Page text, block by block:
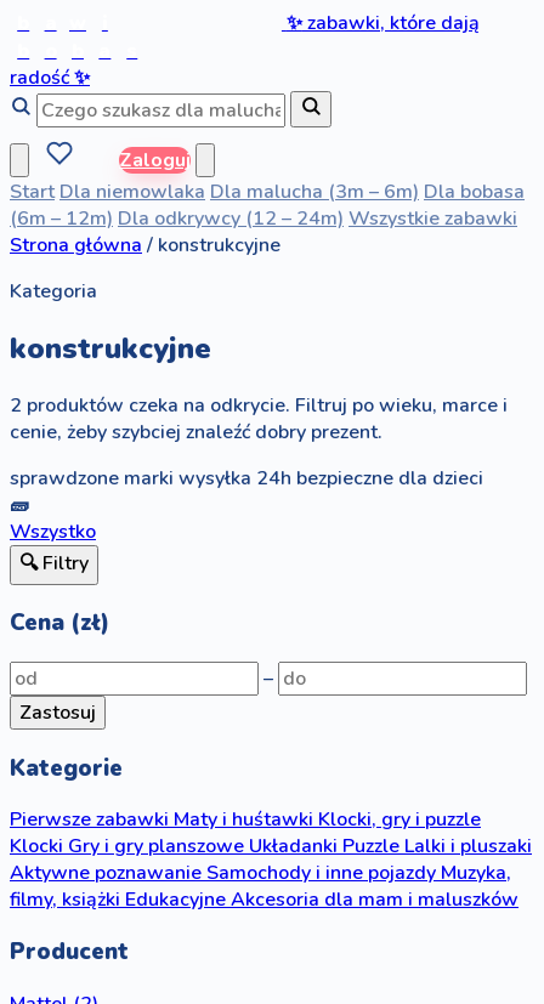
✨zabawki, które dają
radość✨
Zaloguj
Start Dla niemowlaka Dla malucha (3m – 6m) Dla bobasa
(6m – 12m) Dla odkrywcy (12 – 24m) Wszystkie zabawki
Strona główna / konstrukcyjne
Kategoria
konstrukcyjne
2 produktów czeka na odkrycie. Filtruj po wieku, marce i
cenie, żeby szybciej znaleźć dobry prezent.
sprawdzone marki wysyłka 24h bezpieczne dla dzieci
🧱
Wszystko
🔍 Filtry
Cena (zł)
–
Zastosuj
Kategorie
Pierwsze zabawkiMaty i huśtawkiKlocki, gry i puzzle
KlockiGry i gry planszoweUkładankiPuzzleLalki i pluszaki
Aktywne poznawanieSamochody i inne pojazdyMuzyka,
filmy, książkiEdukacyjneAkcesoria dla mam i maluszków
Producent